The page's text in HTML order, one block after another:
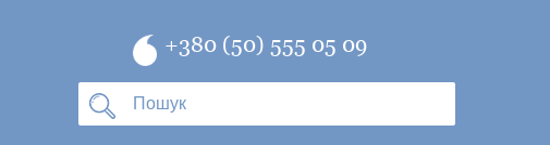
+380 (50) 555 05 09